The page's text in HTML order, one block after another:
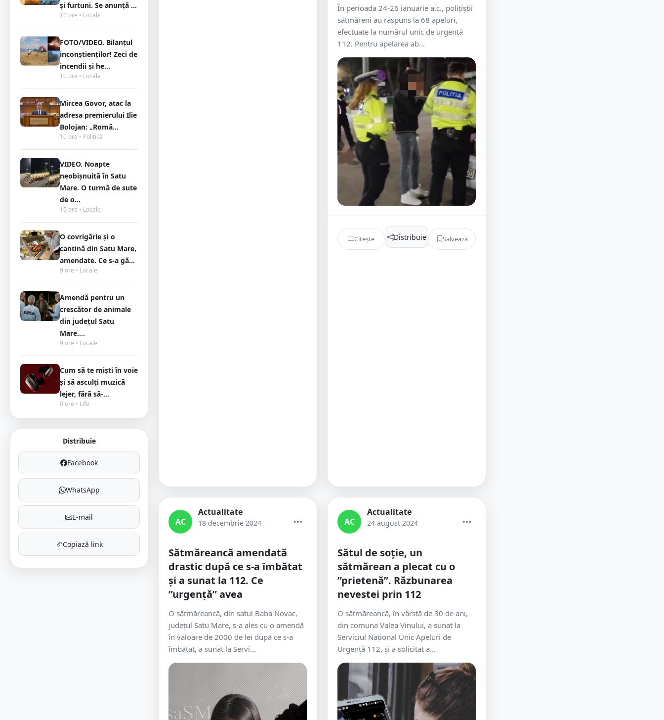
și furtuni. Se anunță ...
10 ore • Locale
FOTO/VIDEO. Bilanțul
inconștienților! Zeci de
incendii și he...
10 ore • Locale
Mircea Govor, atac la
adresa premierului Ilie
Bolojan: „Româ...
10 ore • Politică
VIDEO. Noapte
neobișnuită în Satu
Mare. O turmă de sute
de o...
10 ore • Locale
O covrigărie și o
cantină din Satu Mare,
amendate. Ce s-a gă...
9 ore • Locale
Amendă pentru un
crescător de animale
din județul Satu
Mare....
9 ore • Locale
Cum să te miști în voie
și să asculți muzică
lejer, fără să-...
0 ore • Life
Distribuie
Facebook
WhatsApp
E-mail
Copiază link
În perioada 24-26 ianuarie a.c., polițiștii
sătmăreni au răspuns la 68 apeluri,
efectuate la numărul unic de urgență
112. Pentru apelarea ab...
Citește Distribuie Salvează
AC
Actualitate
18 decembrie 2024
Sătmăreancă amendată
drastic după ce s-a îmbătat
și a sunat la 112. Ce
”urgență” avea
O sătmăreancă, din satul Baba Novac,
județul Satu Mare, s-a ales cu o amendă
în valoare de 2000 de lei după ce s-a
îmbătat, a sunat la Servi...
AC
Actualitate
24 august 2024
Sătul de soție, un
sătmărean a plecat cu o
”prietenă”. Răzbunarea
nevestei prin 112
O sătmăreancă, în vârstă de 30 de ani,
din comuna Valea Vinului, a sunat la
Serviciul Național Unic Apeluri de
Urgență 112, și a solicitat a...